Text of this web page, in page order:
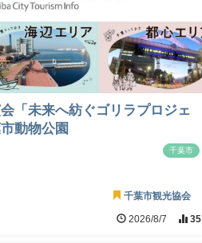
「未来へ紡ぐゴリラプロジェ
動物公園
千葉市
千葉市観光協会
2026/8/7 35